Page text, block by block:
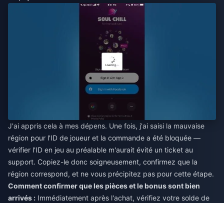
J'ai appris cela à mes dépens. Une fois, j'ai saisi la mauvaise
région pour l'ID de joueur et la commande a été bloquée —
vérifier l'ID en jeu au préalable m'aurait évité un ticket au
support. Copiez-le donc soigneusement, confirmez que la
région correspond, et ne vous précipitez pas pour cette étape.
Comment confirmer que les pièces et le bonus sont bien
arrivés : Immédiatement après l'achat, vérifiez votre solde de